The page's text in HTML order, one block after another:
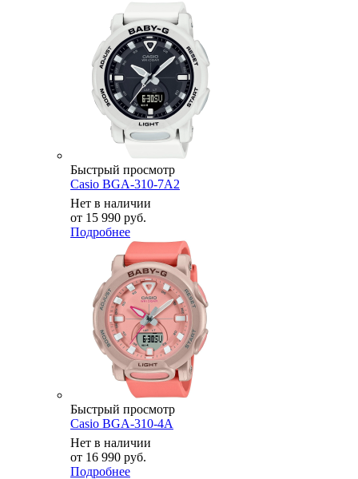
Быстрый просмотр
Casio BGA-310-7A2
Нет в наличии
от 15 990 руб.
Подробнее
Быстрый просмотр
Casio BGA-310-4A
Нет в наличии
от 16 990 руб.
Подробнее